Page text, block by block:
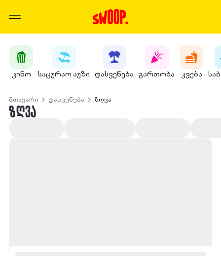
კინო საცურაო აუზი დასვენება გართობა კვება
მთავარი დასვენება ზღვა
ᲖᲦᲕᲐ